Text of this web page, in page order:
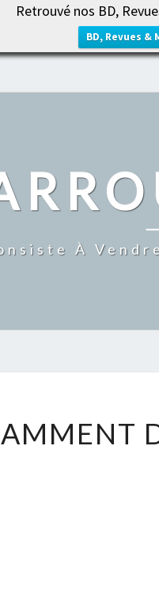
Retrouvé nos BD,
BD, Revues &
À